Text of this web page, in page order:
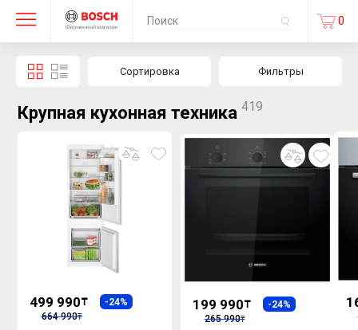
0
Сортировка Фильтры
Крупная кухонная техника 419
499 990₸
-24%
664 990₸
199 990₸
-24%
265 990₸